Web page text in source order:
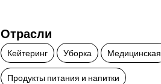
Отрасли
Кейтеринг Уборка Медицинская
Продукты питания и напитки